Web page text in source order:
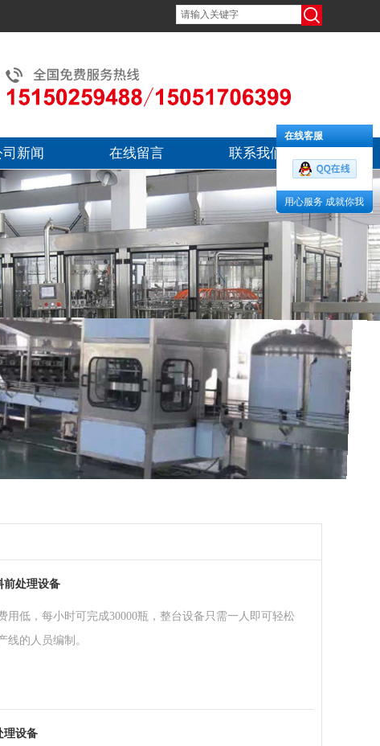
司新闻 在线留言 联系我们
前处理设备
低，每小时可完成30000瓶，整台设备只需一人即可轻松
线的人员编制。
理设备
在线客服
用心服务 成就你我